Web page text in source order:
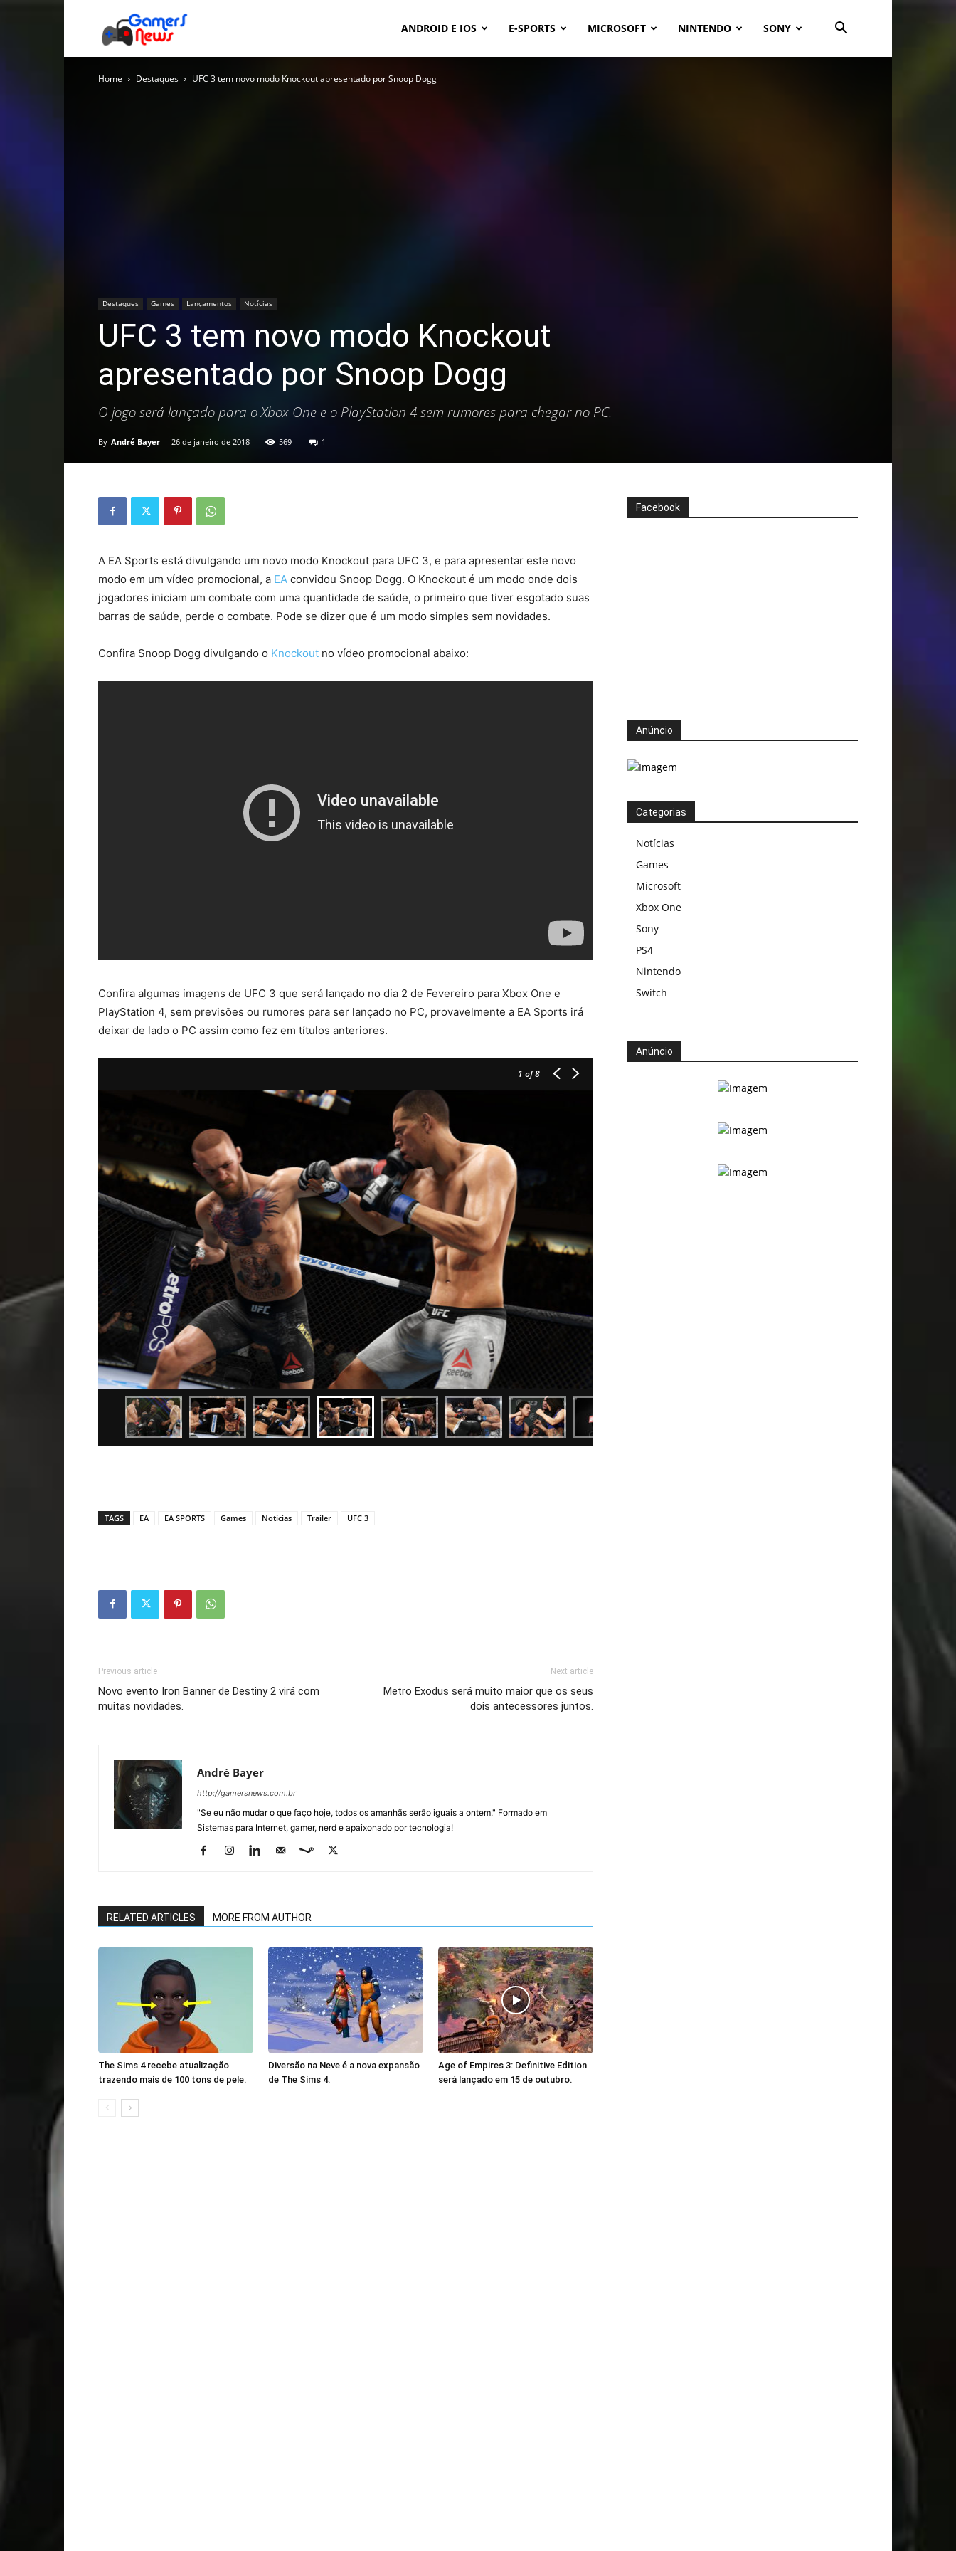
News
ANDROID E IOS E-SPORTS MICROSOFT NINTENDO SONY
Home Destaques UFC 3 tem novo modo Knockout apresentado por Snoop Dogg
Destaques Games Lançamentos Notícias
UFC 3 tem novo modo Knockout
apresentado por Snoop Dogg
O jogo será lançado para o Xbox One e o PlayStation 4 sem rumores para chegar no PC.
By André Bayer - 26 de janeiro de 2018 569 1
A EA Sports está divulgando um novo modo Knockout para UFC 3, e para apresentar este novo
modo em um vídeo promocional, a EA convidou Snoop Dogg. O Knockout é um modo onde dois
jogadores iniciam um combate com uma quantidade de saúde, o primeiro que tiver esgotado suas
barras de saúde, perde o combate. Pode se dizer que é um modo simples sem novidades.
Confira Snoop Dogg divulgando o Knockout no vídeo promocional abaixo:
Confira algumas imagens de UFC 3 que será lançado no dia 2 de Fevereiro para Xbox One e
PlayStation 4, sem previsões ou rumores para ser lançado no PC, provavelmente a EA Sports irá
deixar de lado o PC assim como fez em títulos anteriores.
1 of 8
TAGS EA EA SPORTS Games Notícias Trailer UFC 3
Previous article
Novo evento Iron Banner de Destiny 2 virá com
muitas novidades.
Next article
Metro Exodus será muito maior que os seus
dois antecessores juntos.
André Bayer
http://gamersnews.com.br
"Se eu não mudar o que faço hoje, todos os amanhãs serão iguais a ontem." Formado em
Sistemas para Internet, gamer, nerd e apaixonado por tecnologia!
RELATED ARTICLES MORE FROM AUTHOR
The Sims 4 recebe atualização
trazendo mais de 100 tons de pele.
Diversão na Neve é a nova expansão
de The Sims 4.
Age of Empires 3: Definitive Edition
será lançado em 15 de outubro.
Facebook
Anúncio
Categorias
Notícias
Games
Microsoft
Xbox One
Sony
PS4
Nintendo
Switch
Anúncio